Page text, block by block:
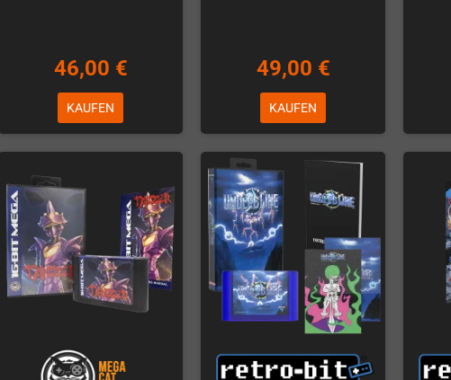
46,00 €
KAUFEN
49,00 €
KAUFEN